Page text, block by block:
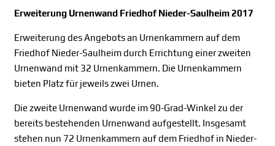
Erweiterung Urnenwand Friedhof Nieder-Saulheim 2017
Erweiterung des Angebots an Urnenkammern auf dem
Friedhof Nieder-Saulheim durch Errichtung einer zweiten
Urnenwand mit 32 Urnenkammern. Die Urnenkammern
bieten Platz für jeweils zwei Urnen.
Die zweite Urnenwand wurde im 90-Grad-Winkel zu der
bereits bestehenden Urnenwand aufgestellt. Insgesamt
stehen nun 72 Urnenkammern auf dem Friedhof in Nieder-